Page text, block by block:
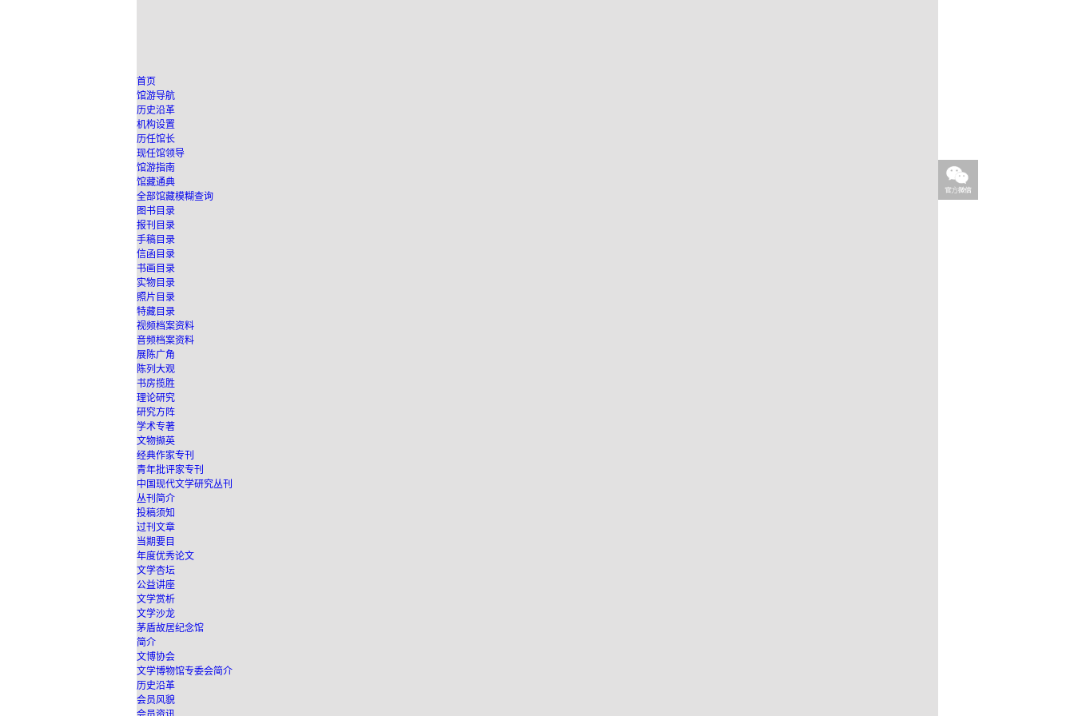
首页
馆游导航
历史沿革
机构设置
历任馆长
现任馆领导
馆游指南
馆藏通典
全部馆藏模糊查询
图书目录
报刊目录
手稿目录
信函目录
书画目录
实物目录
照片目录
特藏目录
视频档案资料
音频档案资料
展陈广角
陈列大观
书房揽胜
理论研究
研究方阵
学术专著
文物撷英
经典作家专刊
青年批评家专刊
中国现代文学研究丛刊
丛刊简介
投稿须知
过刊文章
当期要目
年度优秀论文
文学杏坛
公益讲座
文学赏析
文学沙龙
茅盾故居纪念馆
简介
文博协会
文学博物馆专委会简介
历史沿革
会员风貌